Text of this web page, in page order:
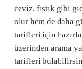
ceviz, fıstık gibi
olur hem de daha
tarifleri için
üzerinden arama
tarifleri